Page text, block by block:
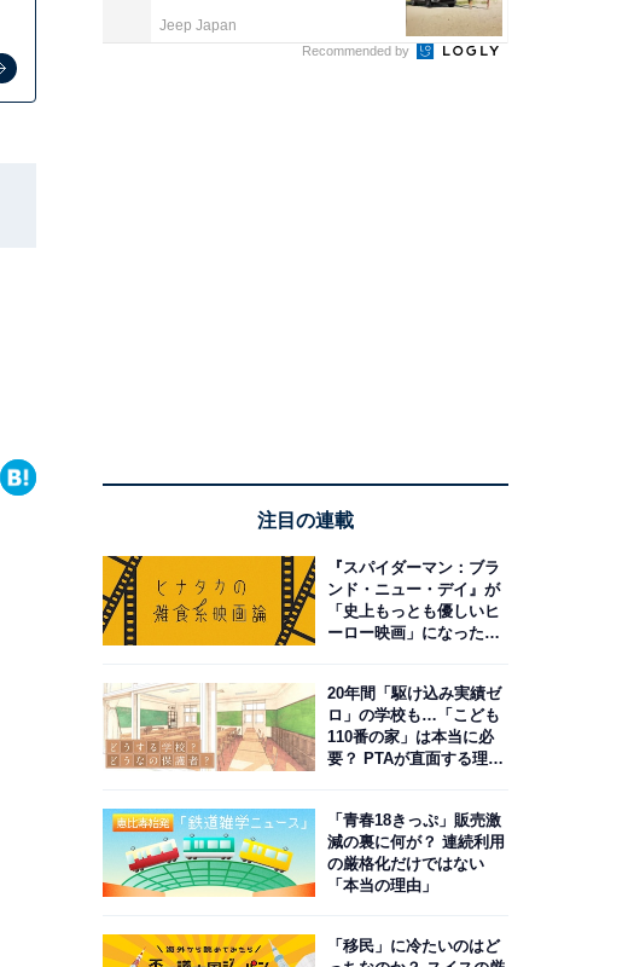
Jeep Japan
Recommended by
注目の連載
『スパイダーマン：ブラ
ンド・ニュー・デイ』が
「史上もっとも優しいヒ
ーロー映画」になった理
20年間「駆け込み実績ゼ
ロ」の学校も…「こども
110番の家」は本当に必
要？ PTAが直面する理想
「青春18きっぷ」販売激
減の裏に何が？ 連続利用
の厳格化だけではない
「本当の理由」
「移民」に冷たいのはど